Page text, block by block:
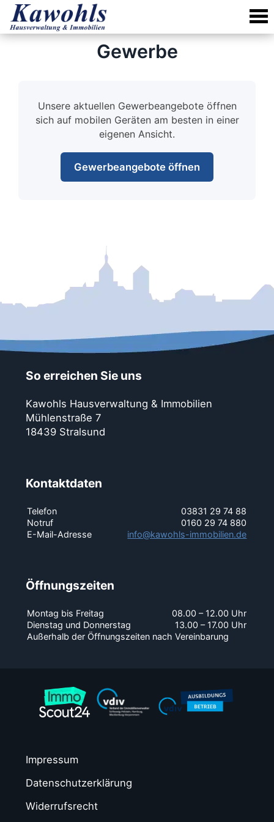
Skip
content
Gewerbe
Unsere aktuellen Gewerbeangebote öffnen
sich auf mobilen Geräten am besten in einer
eigenen Ansicht.
Gewerbeangebote öffnen
So erreichen Sie uns
Kawohls Hausverwaltung & Immobilien
Mühlenstraße 7
18439 Stralsund
Kontaktdaten
Telefon
03831 29 74 88
Notruf
0160 29 74 880
E-Mail-Adresse
info@kawohls-immobilien.de
Öffnungszeiten
Montag bis Freitag
08.00 – 12.00 Uhr
Dienstag und Donnerstag
13.00 – 17.00 Uhr
Außerhalb der Öffnungszeiten nach Vereinbarung
Impressum
Datenschutzerklärung
Widerrufsrecht